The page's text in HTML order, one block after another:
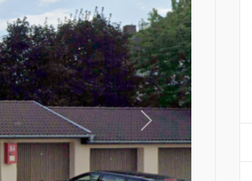
Nächstes